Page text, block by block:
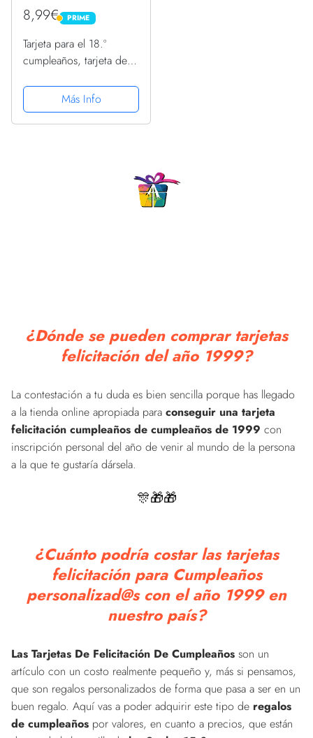
8,99€ PRIME
PRIME
Tarjeta para el 18.º
cumpleaños, tarjeta de
de felicitación 3D
desplegable o cupón
para cumpleaños, carnet
Más Info
¿Dónde se pueden comprar tarjetas
felicitación del año 1999?
La contestación a tu duda es bien sencilla porque has llegado
a la tienda online apropiada para conseguir una tarjeta
felicitación cumpleaños de cumpleaños de 1999 con
inscripción personal del año de venir al mundo de la persona
a la que te gustaría dársela.
🎊🎁🎁
¿Cuánto podría costar las tarjetas
felicitación para Cumpleaños
personalizad@s con el año 1999 en
nuestro país?
Las Tarjetas De Felicitación De Cumpleaños son un
artículo con un costo realmente pequeño y, más si pensamos,
que son regalos personalizados de forma que pasa a ser en un
buen regalo. Aquí vas a poder adquirir este tipo de regalos
de cumpleaños por valores, en cuanto a precios, que están